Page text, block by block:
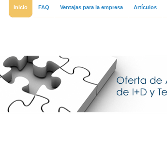
Inicio FAQ Ventajas para la empresa Artículos